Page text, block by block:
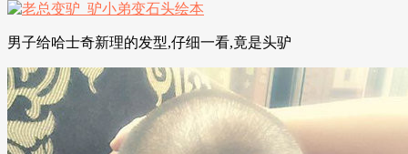
男子给哈士奇新理的发型,仔细一看,竟是头驴